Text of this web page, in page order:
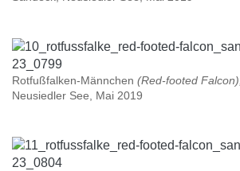
Rotfußfalken-Männchen (Red-footed Falcon),
Neusiedler See, Mai 2019